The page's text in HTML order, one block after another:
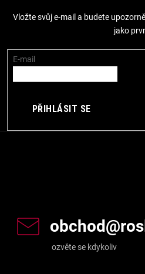
Vložte svůj e-mail a budete
jako
E-mail
PŘIHLÁSIT SE
obchod@